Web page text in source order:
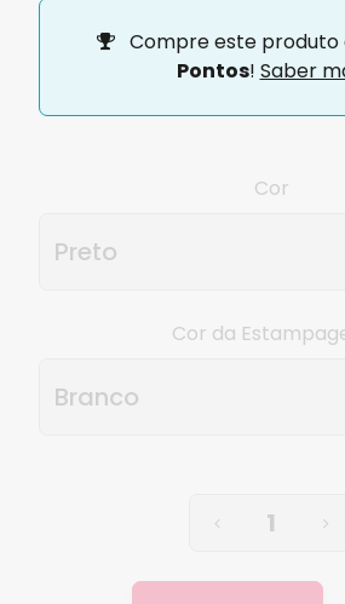
Compre este produto
Pontos! Saber
Cor
Cor da